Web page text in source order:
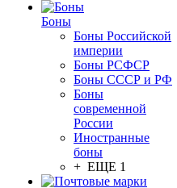
Боны
Боны Российской
империи
Боны РСФСР
Боны СССР и РФ
Боны
современной
России
Иностранные
боны
+ ЕЩЕ 1